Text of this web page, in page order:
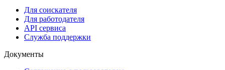
Для соискателя
Для работодателя
API сервиса
Служба поддержки
Документы